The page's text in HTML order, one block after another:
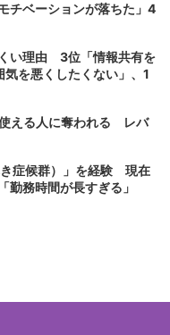
チベーションが落ちた」4
くい理由 3位「情報共有を
を悪くしたくない」、1
える人に奪われる レバ
症候群）」を経験 現在
勤務時間が長すぎる」